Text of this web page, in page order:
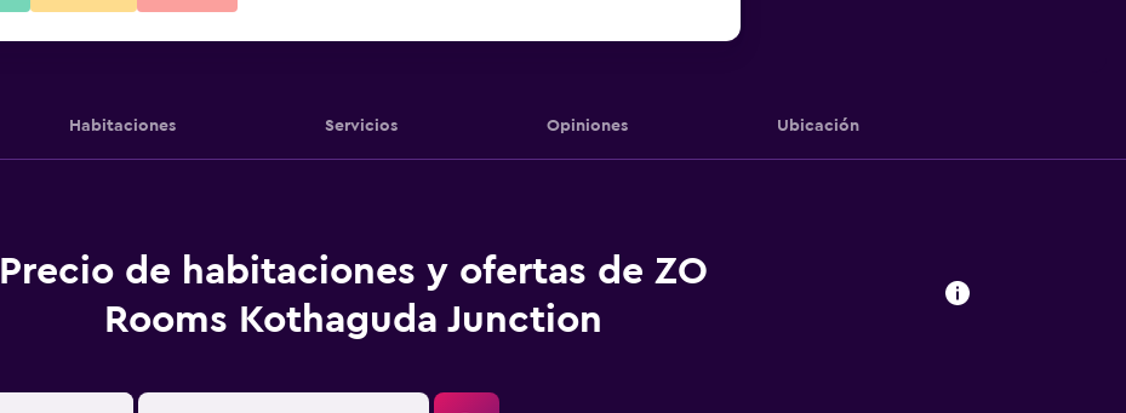
Habitaciones Servicios Opiniones Ubicación
Precio de habitaciones y ofertas de ZO
Rooms Kothaguda Junction